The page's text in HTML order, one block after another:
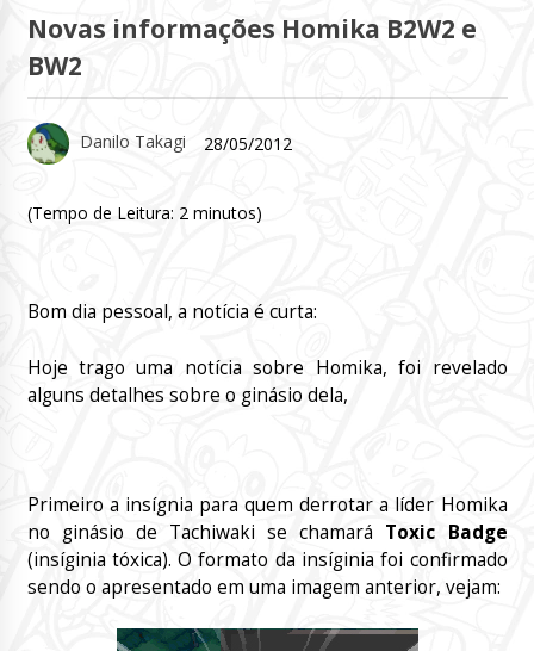
Novas informações Homika B2W2 e
BW2
Danilo Takagi 28/05/2012
(Tempo de Leitura: 2 minutos)
Bom dia pessoal, a notícia é curta:
Hoje trago uma notícia sobre Homika, foi revelado
alguns detalhes sobre o ginásio dela,
Primeiro a insígnia para quem derrotar a líder Homika
no ginásio de Tachiwaki se chamará Toxic Badge
(insíginia tóxica). O formato da insíginia foi confirmado
sendo o apresentado em uma imagem anterior, vejam: